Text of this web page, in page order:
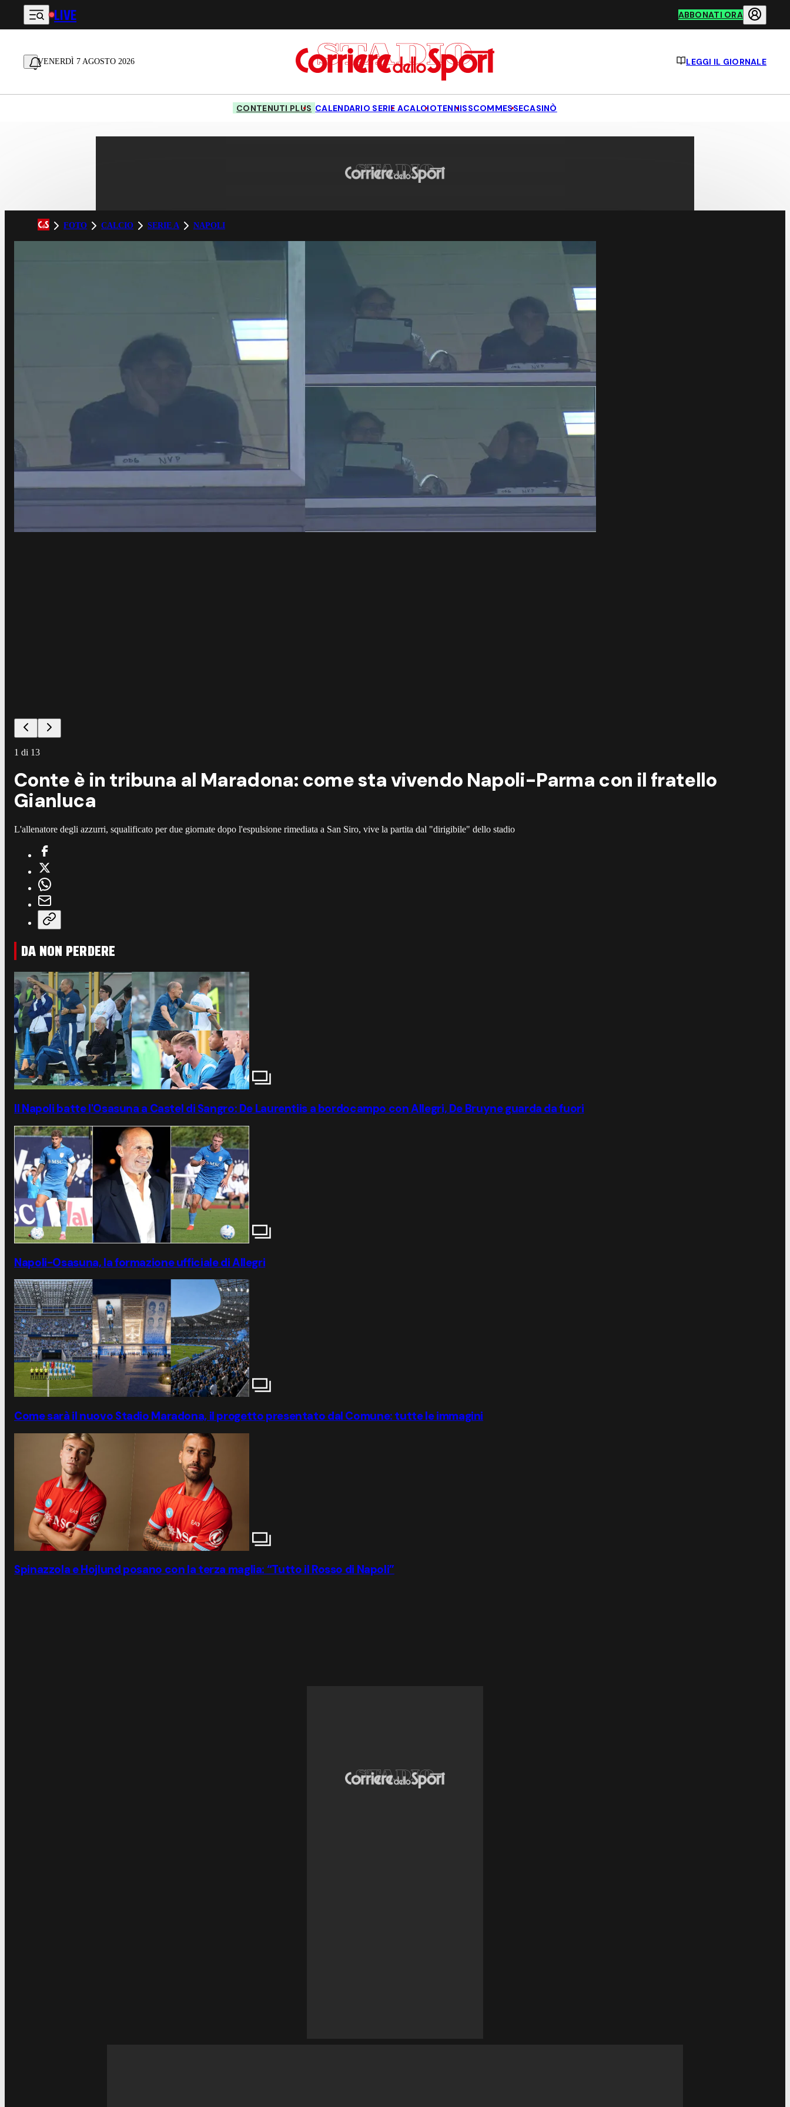
Vai al contenuto principale
LIVE ABBONATI ORA
VENERDÌ 7 AGOSTO 2026 LEGGI IL GIORNALE
CONTENUTI PLUS CALENDARIO SERIE ACALCIOTENNISSCOMMESSECASINÒ
FOTO CALCIO SERIE A NAPOLI
1 di 13
Conte è in tribuna al Maradona: come sta vivendo Napoli-Parma con il fratello
Gianluca
L'allenatore degli azzurri, squalificato per due giornate dopo l'espulsione rimediata a San Siro, vive la partita dal "dirigibile" dello stadio
DA NON PERDERE
Il Napoli batte l'Osasuna a Castel di Sangro: De Laurentiis a bordocampo con Allegri, De Bruyne guarda da fuori
Napoli-Osasuna, la formazione ufficiale di Allegri
Come sarà il nuovo Stadio Maradona, il progetto presentato dal Comune: tutte le immagini
Spinazzola e Hojlund posano con la terza maglia: “Tutto il Rosso di Napoli”